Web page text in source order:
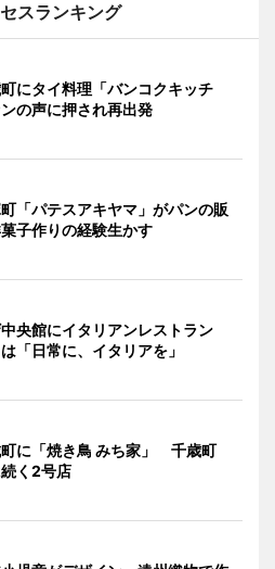
スランキング
にタイ料理「バンコクキッチ
の声に押され再出発
「パテスアキヤマ」がパンの販
子作りの経験生かす
央館にイタリアンレストラン
「日常に、イタリアを」
に「焼き鳥 みち家」 千歳町
続く2号店